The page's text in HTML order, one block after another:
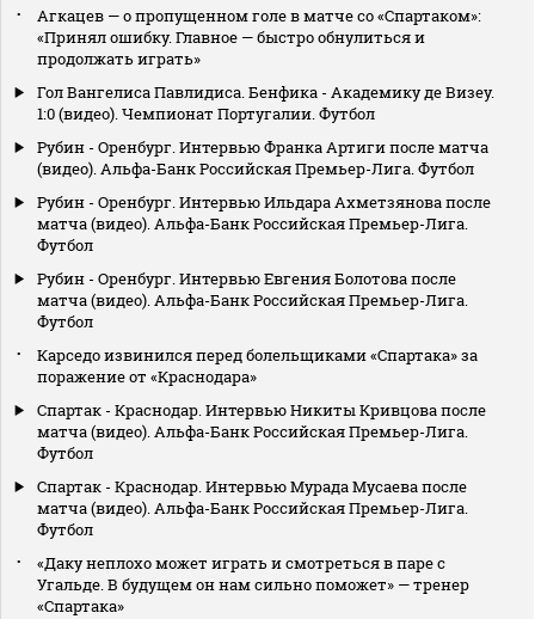
Агкацев — о пропущенном голе в матче со «Спартаком»:
«Принял ошибку. Главное — быстро обнулиться и
продолжать играть»
Гол Вангелиса Павлидиса. Бенфика - Академику де Визеу.
1:0 (видео). Чемпионат Португалии. Футбол
Рубин - Оренбург. Интервью Франка Артиги после матча
(видео). Альфа-Банк Российская Премьер-Лига. Футбол
Рубин - Оренбург. Интервью Ильдара Ахметзянова после
матча (видео). Альфа-Банк Российская Премьер-Лига.
Футбол
Рубин - Оренбург. Интервью Евгения Болотова после
матча (видео). Альфа-Банк Российская Премьер-Лига.
Футбол
Карседо извинился перед болельщиками «Спартака» за
поражение от «Краснодара»
Спартак - Краснодар. Интервью Никиты Кривцова после
матча (видео). Альфа-Банк Российская Премьер-Лига.
Футбол
Спартак - Краснодар. Интервью Мурада Мусаева после
матча (видео). Альфа-Банк Российская Премьер-Лига.
Футбол
«Даку неплохо может играть и смотреться в паре с
Угальде. В будущем он нам сильно поможет» — тренер
«Спартака»